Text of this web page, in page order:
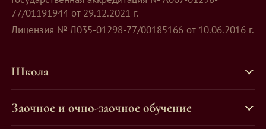
77/01191944 от 29.12.2021 г.
Лицензия № Л035-01298-77/00185166 от 10.06.2016 г.
Школа
Заочное и очно-заочное обучение